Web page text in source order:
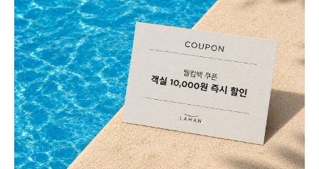
혜택4.아메리카노 할인
▶ 클럽라한 신규 가입하고, 쿠폰 1종 골라받기 [Click]